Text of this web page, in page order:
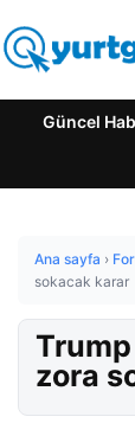
Güncel
Ana sayfa ›
sokacak karar
Trump
zora